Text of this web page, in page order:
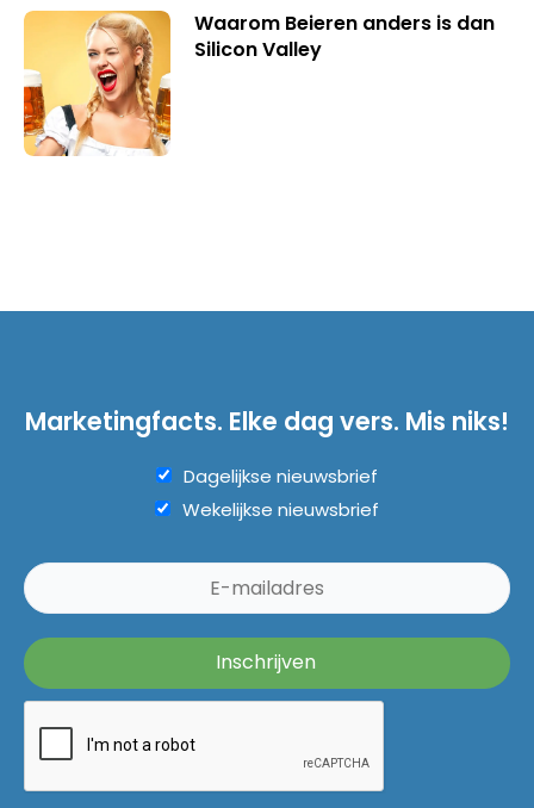
Waarom Beieren anders is dan
Silicon Valley
Marketingfacts. Elke dag vers. Mis niks!
Dagelijkse nieuwsbrief
Wekelijkse nieuwsbrief